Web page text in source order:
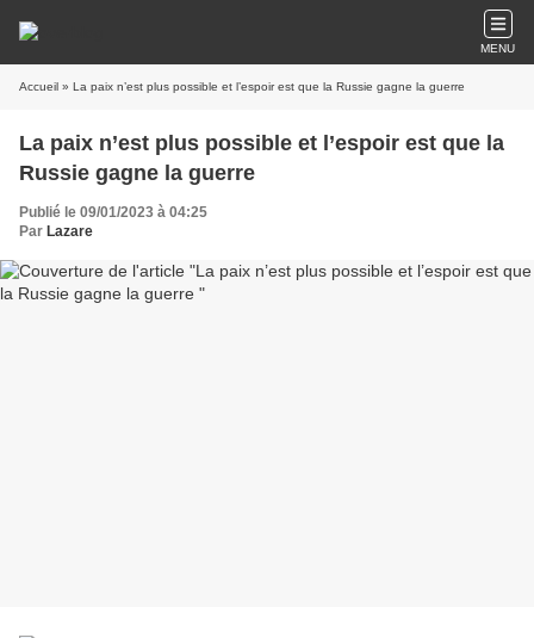
MENU
Accueil » La paix n’est plus possible et l’espoir est que la Russie gagne la guerre
La paix n’est plus possible et l’espoir est que la
Russie gagne la guerre
Publié le 09/01/2023 à 04:25
Par Lazare